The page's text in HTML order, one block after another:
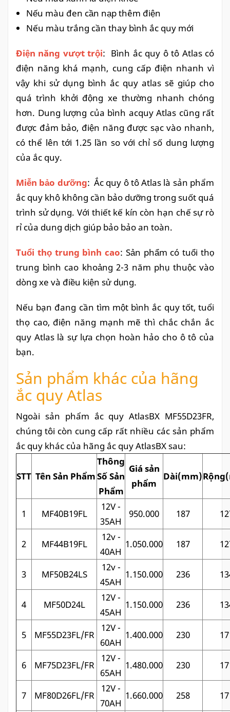
Nếu màu đen cần nạp thêm điện
Nếu màu trắng cần thay bình ắc quy mới
Điện năng vượt trội: Bình ắc quy ô tô Atlas có
điện năng khá mạnh, cung cấp điện nhanh vì
vậy khi sử dụng bình ắc quy atlas sẽ giúp cho
quá trình khởi động xe thường nhanh chóng
hơn. Dung lượng của bình acquy Atlas cũng rất
được đảm bảo, điện năng được sạc vào nhanh,
có thể lên tới 1.25 lần so với chỉ số dung lượng
của ắc quy.
Miễn bảo dưỡng: Ắc quy ô tô Atlas là sản phẩm
ắc quy khô không cần bảo dưỡng trong suốt quá
trình sử dụng. Với thiết kế kín còn hạn chế sự rò
rỉ của dung dịch giúp bảo bảo an toàn.
Tuổi thọ trung bình cao: Sản phẩm có tuổi thọ
trung bình cao khoảng 2-3 năm phụ thuộc vào
dòng xe và điều kiện sử dụng.
Nếu bạn đang cần tìm một bình ắc quy tốt, tuổi
thọ cao, điện năng mạnh mẽ thì chắc chắn ắc
quy Atlas là sự lựa chọn hoàn hảo cho ô tô của
bạn.
Sản phẩm khác của hãng
ắc quy Atlas
Ngoài sản phẩm ắc quy AtlasBX MF55D23FR,
chúng tôi còn cung cấp rất nhiều các sản phẩm
ắc quy khác của hãng ắc quy AtlasBX sau:
STT Tên Sản Phẩm
Thông
Số Sản
Phẩm
Giá sản
phẩm
Dài(mm)
1 MF40B19FL
12V -
35AH
950.000 187
2 MF44B19FL
12v -
40AH
1.050.000 187
3 MF50B24LS
12v -
45AH
1.150.000 236
4 MF50D24L
12V -
45AH
1.150.000 236
5 MF55D23FL/FR
12V -
60AH
1.400.000 230
6 MF75D23FL/FR
12V -
65AH
1.480.000 230
7 MF80D26FL/FR
12V -
70AH
1.660.000 258